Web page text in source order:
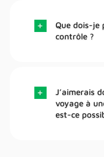
Que dois-je
contrôle ?
J’aimerais
voyage à
est-ce